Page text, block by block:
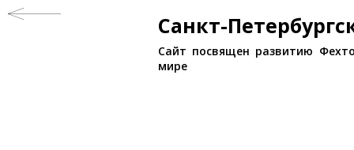
Санкт-
Сайт посвящен развитию
мире